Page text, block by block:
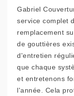
Gabriel
service complet
remplacement
de gouttières
d'entretien
que chaque
et entretenons
l'année. Cela